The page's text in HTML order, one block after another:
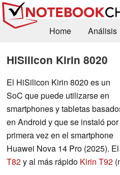
Home Análisis
Contacto
HiSilicon Kirin 8020
El HiSilicon Kirin 8020 es un
SoC que puede utilizarse en
smartphones y tabletas
en Android y que se instaló por
primera vez en el smartphone
Huawei Nova 14 Pro (2025).
T82y al más rápido Kirin T92